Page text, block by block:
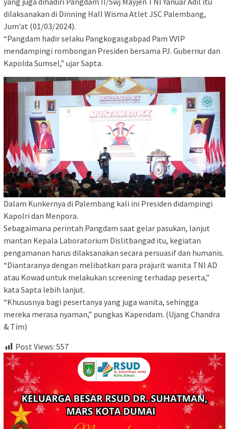
dilaksanakan di Dinning Hall Wisma Atlet JSC Palembang,
Jum’at (01/03/2024).
“Pangdam hadir selaku Pangkogasgabpad Pam VVIP
mendampingi rombongan Presiden bersama PJ. Gubernur dan
Kapolda Sumsel,” ujar Sapta.
Dalam Kunkernya di Palembang kali ini Presiden didampingi
Kapolri dan Menpora.
Sebagaimana perintah Pangdam saat gelar pasukan, lanjut
mantan Kepala Laboratorium Dislitbangad itu, kegiatan
pengamanan harus dilaksanakan secara persuasif dan humanis.
“Diantaranya dengan melibatkan para prajurit wanita TNI AD
atau Kowad untuk melakukan screening terhadap peserta,”
kata Sapta lebih lanjut.
“Khususnya bagi pesertanya yang juga wanita, sehingga
mereka merasa nyaman,” pungkas Kapendam. (Ujang Chandra
& Tim)
Post Views: 557